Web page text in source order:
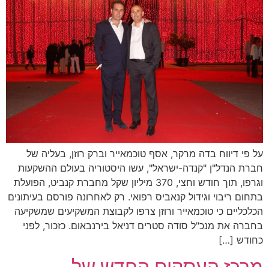
על פי דיווח בדה מרקר, אסף טוכמאייר וברק רוזן, בעליה של
חברת הנדל"ן "קנדה-ישראל", עשו היסטוריה בעולם ההשקעות
וגרפו, תוך חודש וחצי, 370 מיליון שקל מחברת קנביט, הפועלת
בתחום ריבוי וגידול קנאביס רפואי. רק לאחרונה פורסם בעיתונים
הכלכליים כי טוכמאייר ורוזן צרפו לקבוצת המשקיעים שמשקיעה
בחברה את מנכ"ל סודה סטרים דניאל בירנבאום. כזכור, לפני
כחודש […]